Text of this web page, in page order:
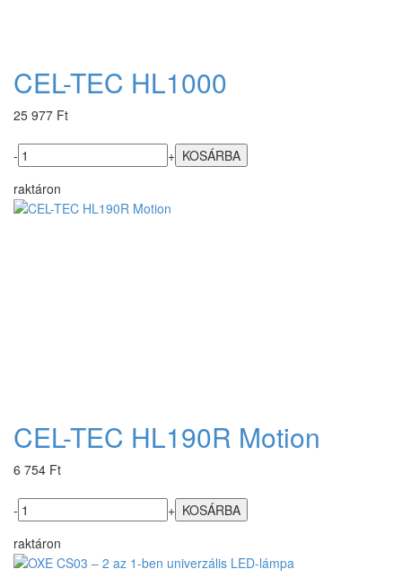
CEL-TEC HL1000
25 977 Ft
-
+
raktáron
CEL-TEC HL190R Motion
6 754 Ft
-
+
raktáron